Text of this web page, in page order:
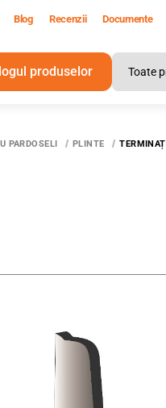
Blog Recenzii Documente
produselor
PARDOSELI PLINTE